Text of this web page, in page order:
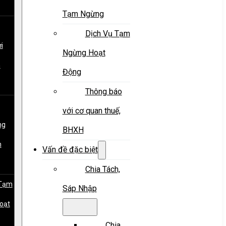
Tạm Ngừng
Dịch Vụ Tạm
Ngừng Hoạt
Động
Thông báo
với cơ quan thuế,
BHXH
Vấn đề đặc biệt
Chia Tách,
Sáp Nhập